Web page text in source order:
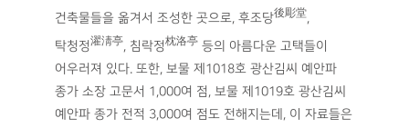
건축물들을 옮겨서 조성한 곳으로, 후조당後彫堂,
탁청정濯淸亭, 침락정枕洛亭 등의 아름다운 고택들이
어우러져 있다. 또한, 보물 제1018호 광산김씨 예안파
종가 소장 고문서 1,000여 점, 보물 제1019호 광산김씨
예안파 종가 전적 3,000여 점도 전해지는데, 이 자료들은